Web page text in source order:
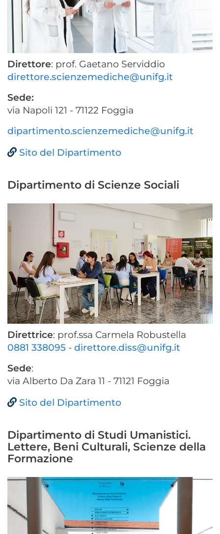
Direttore: prof. Gaetano Serviddio
direttore.scienzemediche@unifg.it
Sede:
via Napoli 121 - 71122 Foggia
dipartimento.scienzemediche@unifg.it
Sito del Dipartimento
Dipartimento di Scienze Sociali
Direttrice: prof.ssa Carmela Robustella
0881 338095 - direttore.diss@unifg.it
Sede:
via Alberto Da Zara 11 - 71121 Foggia
Sito del Dipartimento
Dipartimento di Studi Umanistici.
Lettere, Beni Culturali, Scienze della
Formazione